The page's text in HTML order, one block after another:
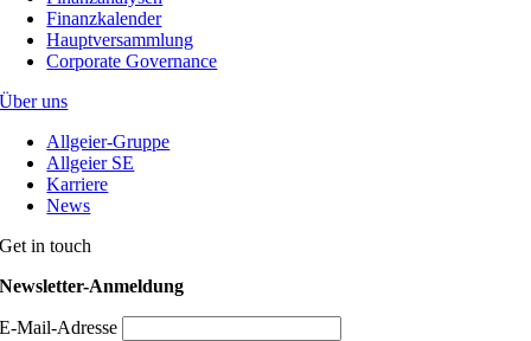
Finanzkalender
Hauptversammlung
Corporate Governance
Über uns
Allgeier-Gruppe
Allgeier SE
Karriere
News
Get in touch
Newsletter-Anmeldung
E-Mail-Adresse